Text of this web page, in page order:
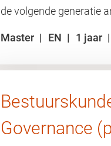
de volgende generatie
Master EN 1 jaar
Governance